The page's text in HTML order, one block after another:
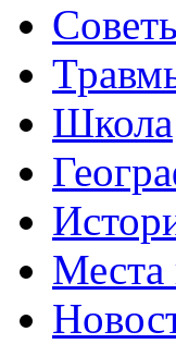
Школа
Места